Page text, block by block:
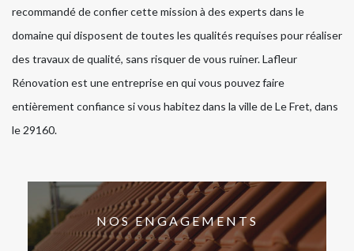
recommandé de confier cette mission à des experts dans le
domaine qui disposent de toutes les qualités requises pour réaliser
des travaux de qualité, sans risquer de vous ruiner. Lafleur
Rénovation est une entreprise en qui vous pouvez faire
entièrement confiance si vous habitez dans la ville de Le Fret, dans
le 29160.
NOS ENGAGEMENTS